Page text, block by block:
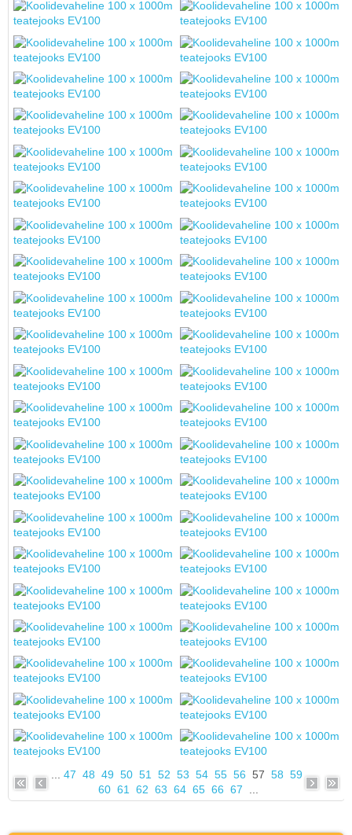
47 48 49 50 51 52 53 54 55 56 57 58 59
60 61 62 63 64 65 66 67